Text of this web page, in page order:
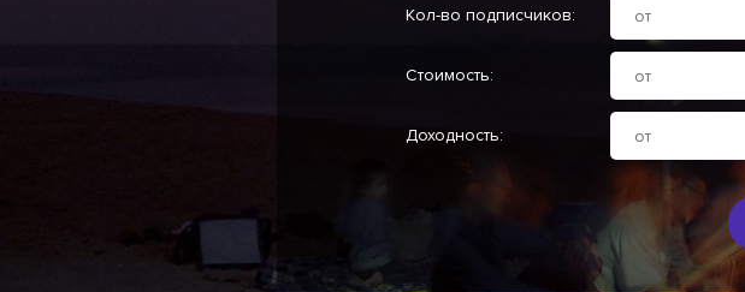
Кол-во подписчиков:
Стоимость:
Доходность: